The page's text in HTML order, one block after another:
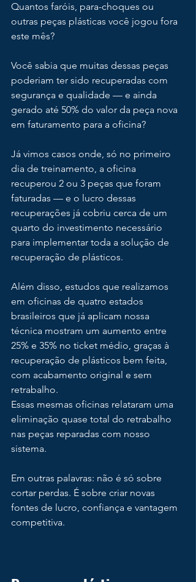
Quantos faróis, para-choques ou
outras peças plásticas você jogou fora
este mês?
Você sabia que muitas dessas peças
poderiam ter sido recuperadas com
segurança e qualidade — e ainda
gerado até 50% do valor da peça nova
em faturamento para a oficina?
Já vimos casos onde, só no primeiro
dia de treinamento, a oficina
recuperou 2 ou 3 peças que foram
faturadas — e o lucro dessas
recuperações já cobriu cerca de um
quarto do investimento necessário
para implementar toda a solução de
recuperação de plásticos.
Além disso, estudos que realizamos
em oficinas de quatro estados
brasileiros que já aplicam nossa
técnica mostram um aumento entre
25% e 35% no ticket médio, graças à
recuperação de plásticos bem feita,
com acabamento original e sem
retrabalho.
Essas mesmas oficinas relataram uma
eliminação quase total do retrabalho
nas peças reparadas com nosso
sistema.
Em outras palavras: não é só sobre
cortar perdas. É sobre criar novas
fontes de lucro, confiança e vantagem
competitiva.